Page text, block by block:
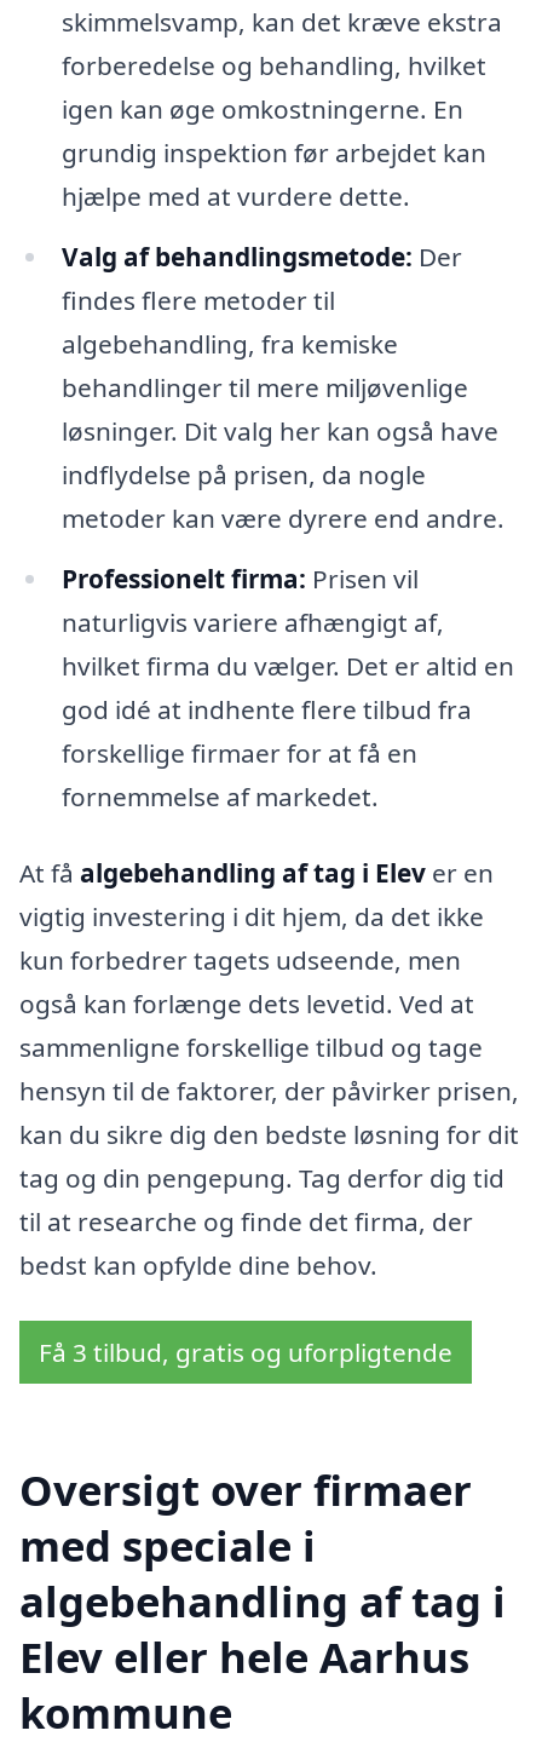
skimmelsvamp, kan det kræve ekstra
forberedelse og behandling, hvilket
igen kan øge omkostningerne. En
grundig inspektion før arbejdet kan
hjælpe med at vurdere dette.
Valg af behandlingsmetode: Der
findes flere metoder til
algebehandling, fra kemiske
behandlinger til mere miljøvenlige
løsninger. Dit valg her kan også have
indflydelse på prisen, da nogle
metoder kan være dyrere end andre.
Professionelt firma: Prisen vil
naturligvis variere afhængigt af,
hvilket firma du vælger. Det er altid en
god idé at indhente flere tilbud fra
forskellige firmaer for at få en
fornemmelse af markedet.
At få algebehandling af tag i Elev er en
vigtig investering i dit hjem, da det ikke
kun forbedrer tagets udseende, men
også kan forlænge dets levetid. Ved at
sammenligne forskellige tilbud og tage
hensyn til de faktorer, der påvirker prisen,
kan du sikre dig den bedste løsning for dit
tag og din pengepung. Tag derfor dig tid
til at researche og finde det firma, der
bedst kan opfylde dine behov.
Få 3 tilbud, gratis og uforpligtende
Oversigt over firmaer
med speciale i
algebehandling af tag i
Elev eller hele Aarhus
kommune